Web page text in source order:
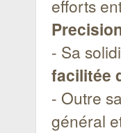
efforts
- Sa
facilitée
- Outre
général